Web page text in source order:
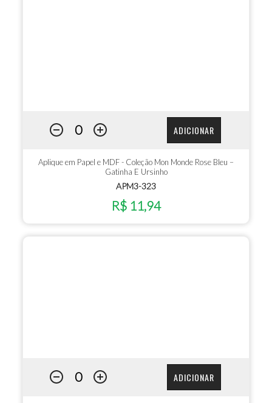
ADICIONAR
Aplique em Papel e MDF - Coleção Mon Monde Rose Bleu –
Gatinha E Ursinho
APM3-323
R$ 11,94
ADICIONAR